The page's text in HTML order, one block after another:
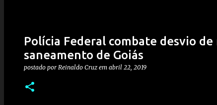
Polícia Federal combate desvio
saneamento de Goiás
postado por Reinaldo Cruz em abril 22, 2019